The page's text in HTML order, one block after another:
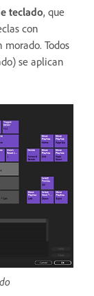
teclado, que
con
Todos
se aplican